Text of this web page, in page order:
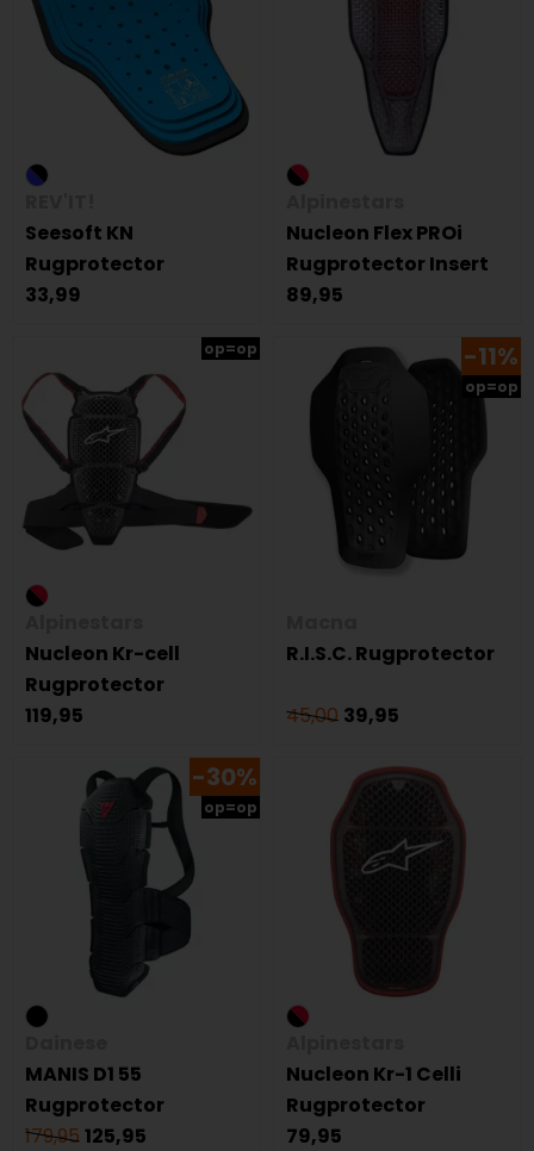
Seesoft KN
Rugprotector
33,99
Nucleon Flex PROi
Rugprotector Insert
89,95
op=op
Nucleon Kr-cell
Rugprotector
119,95
-11%
op=op
R.I.S.C. Rugprotector
45,00 39,95
-30%
op=op
MANIS D1 55
Rugprotector
179,95 125,95
Nucleon Kr-1 Celli
Rugprotector
79,95